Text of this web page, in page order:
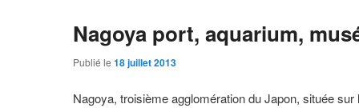
Nagoya port, aquarium,
Publié le18 juillet 2013
Nagoya, troisième agglomération du Japon, située